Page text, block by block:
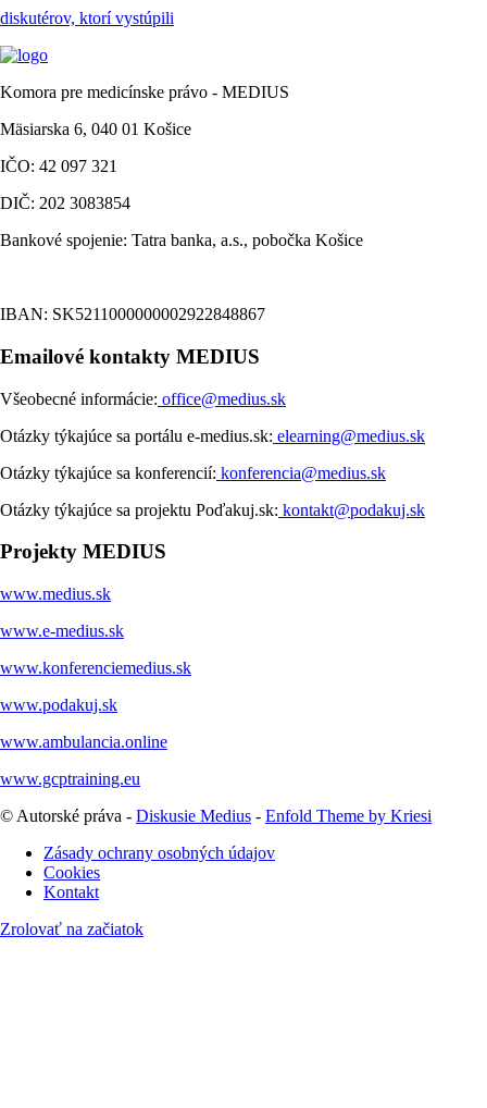
diskutérov, ktorí vystúpili
Komora pre medicínske právo - MEDIUS
Mäsiarska 6, 040 01 Košice
IČO: 42 097 321
DIČ: 202 3083854
Bankové spojenie: Tatra banka, a.s., pobočka Košice
IBAN: SK5211000000002922848867
Emailové kontakty MEDIUS
Všeobecné informácie: office@medius.sk
Otázky týkajúce sa portálu e-medius.sk: elearning@medius.sk
Otázky týkajúce sa konferencií: konferencia@medius.sk
Otázky týkajúce sa projektu Poďakuj.sk: kontakt@podakuj.sk
Projekty MEDIUS
www.medius.sk
www.e-medius.sk
www.konferenciemedius.sk
www.podakuj.sk
www.ambulancia.online
www.gcptraining.eu
© Autorské práva - Diskusie Medius - Enfold Theme by Kriesi
Zásady ochrany osobných údajov
Cookies
Kontakt
Zrolovať na začiatok